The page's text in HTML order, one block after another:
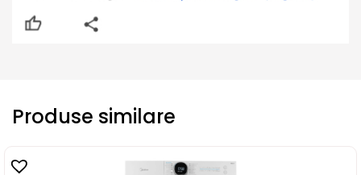
Produse similare